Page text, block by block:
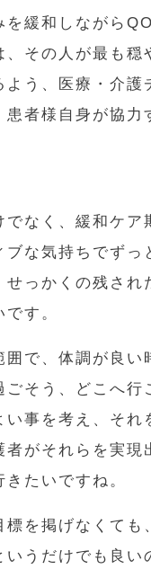
緩和しながら
、その人が最も穏
よう、医療・介護
患者様自身が協力
でなく、緩和ケア
ブな気持ちでずっ
せっかくの残され
す。
囲で、体調が良い
ごそう、どこへ行
い事を考え、それ
者がそれらを実現
たいですね。
標を掲げなくても
うだけでも良い